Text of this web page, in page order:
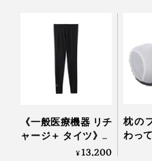
さらに、空気をふくんだ
ると、ホワンと柔らかい
な肌触りです。
れちゃうから、あぁ、な
枚で、真冬は羽毛布団を
感”を味わってください。
《一般医療機器 リチ
ャージ＋ タイツ》寝
てる間に血行促進、
¥13,200
枕の
わっ
3セ